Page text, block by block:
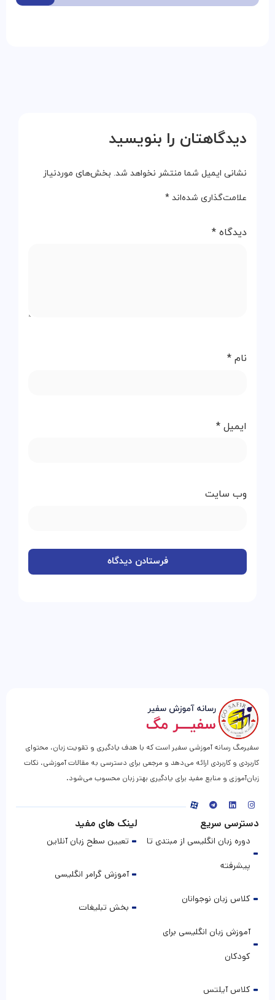
دیدگاهتان را بنویسید
نشانی ایمیل شما منتشر نخواهد شد. بخش‌های موردنیاز
علامت‌گذاری شده‌اند *
دیدگاه *
نام *
ایمیل *
وب‌ سایت
سفیرمگ رسانه آموزشی سفیر است که با هدف یادگیری و تقویت زبان، محتوای
کاربردی و کاربردی ارائه می‌دهد و مرجعی برای دسترسی به مقالات آموزشی، نکات
زبان‌آموزی و منابع مفید برای یادگیری بهتر زبان محسوب می‌شود.
دسترسی سریع
دوره زبان انگلیسی از مبتدی تا
پیشرفته
کلاس زبان نوجوانان
آموزش زبان انگلیسی برای
کودکان
کلاس آیلتس
لینک های مفید
تعیین سطح زبان آنلاین
آموزش گرامر انگلیسی
بخش تبلیغات